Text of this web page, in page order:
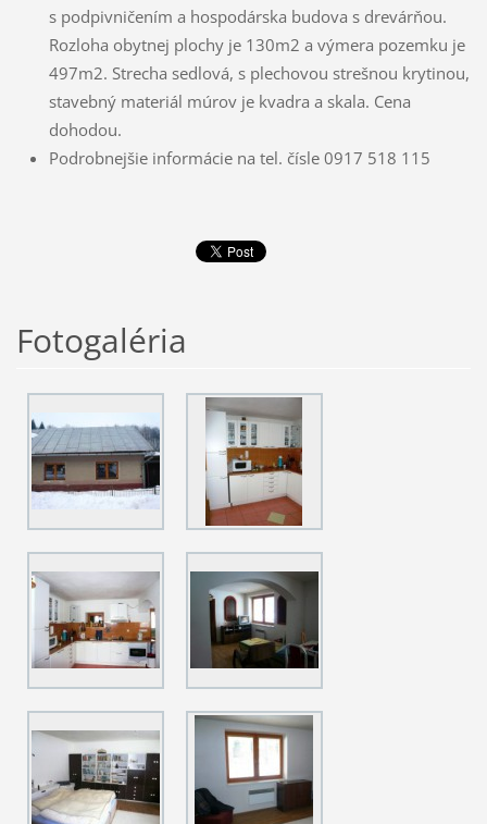
s podpivničením a hospodárska budova s drevárňou.
Rozloha obytnej plochy je 130m2 a výmera pozemku je
497m2. Strecha sedlová, s plechovou strešnou krytinou,
stavebný materiál múrov je kvadra a skala. Cena
dohodou.
Podrobnejšie informácie na tel. čísle 0917 518 115
Fotogaléria